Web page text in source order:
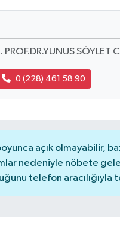
SÖYLET
0 (228) 461 58 90
açık olmayabilir,
nedeniyle nöbete
telefon